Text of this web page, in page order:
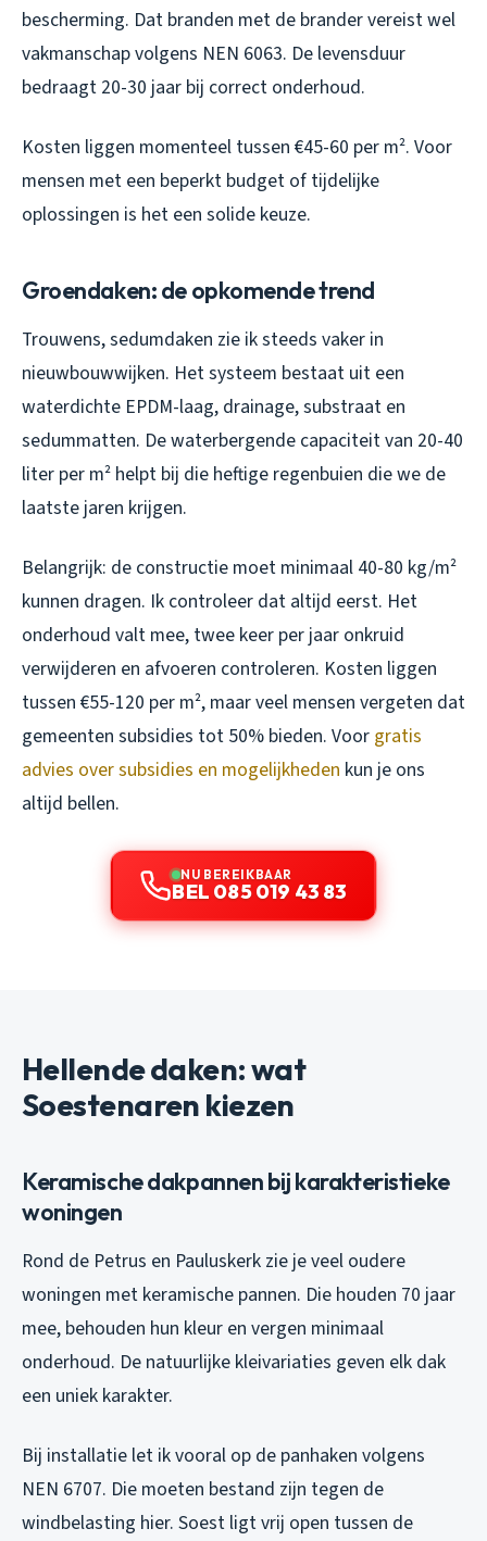
bescherming. Dat branden met de brander vereist wel
vakmanschap volgens NEN 6063. De levensduur
bedraagt 20-30 jaar bij correct onderhoud.
Kosten liggen momenteel tussen €45-60 per m². Voor
mensen met een beperkt budget of tijdelijke
oplossingen is het een solide keuze.
Groendaken: de opkomende trend
Trouwens, sedumdaken zie ik steeds vaker in
nieuwbouwwijken. Het systeem bestaat uit een
waterdichte EPDM-laag, drainage, substraat en
sedummatten. De waterbergende capaciteit van 20-40
liter per m² helpt bij die heftige regenbuien die we de
laatste jaren krijgen.
Belangrijk: de constructie moet minimaal 40-80 kg/m²
kunnen dragen. Ik controleer dat altijd eerst. Het
onderhoud valt mee, twee keer per jaar onkruid
verwijderen en afvoeren controleren. Kosten liggen
tussen €55-120 per m², maar veel mensen vergeten dat
gemeenten subsidies tot 50% bieden. Voor gratis
advies over subsidies en mogelijkheden kun je ons
altijd bellen.
NU BEREIKBAAR
BEL 085 019 43 83
Hellende daken: wat
Soestenaren kiezen
Keramische dakpannen bij karakteristieke
woningen
Rond de Petrus en Pauluskerk zie je veel oudere
woningen met keramische pannen. Die houden 70 jaar
mee, behouden hun kleur en vergen minimaal
onderhoud. De natuurlijke kleivariaties geven elk dak
een uniek karakter.
Bij installatie let ik vooral op de panhaken volgens
NEN 6707. Die moeten bestand zijn tegen de
windbelasting hier. Soest ligt vrij open tussen de